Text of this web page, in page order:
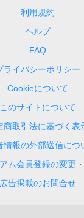
利用規約
ヘルプ
FAQ
ライバシーポリシー
Cookieについて
このサイトについて
商取引法に基づく表
情報の外部送信につ
ム会員登録の変更
広告掲載のお問合せ